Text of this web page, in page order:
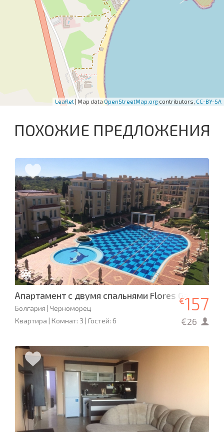
Leaflet | Map data OpenStreetMap.org contributors, CC-BY-SA
ПОХОЖИЕ ПРЕДЛОЖЕНИЯ
Апартамент с двумя спальнями Flores Garden De
Болгария | Черноморец
Квартира | Комнат: 3 | Гостей: 6
€157
€26